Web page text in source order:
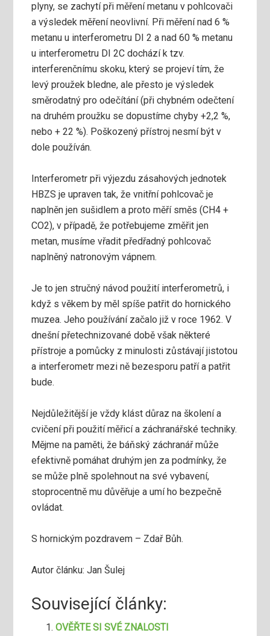
plyny, se zachytí při měření metanu v pohlcovači
a výsledek měření neovlivní. Při měření nad 6 %
metanu u interferometru DI 2 a nad 60 % metanu
u interferometru DI 2C dochází k tzv.
interferenčnímu skoku, který se projeví tím, že
levý proužek bledne, ale přesto je výsledek
směrodatný pro odečítání (při chybném odečtení
na druhém proužku se dopustíme chyby +2,2 %,
nebo + 22 %). Poškozený přístroj nesmí být v
dole používán.
Interferometr při výjezdu zásahových jednotek
HBZS je upraven tak, že vnitřní pohlcovač je
naplněn jen sušidlem a proto měří směs (CH4 +
CO2), v případě, že potřebujeme změřit jen
metan, musíme vřadit předřadný pohlcovač
naplněný natronovým vápnem.
Je to jen stručný návod použití interferometrů, i
když s věkem by měl spíše patřit do hornického
muzea. Jeho používání začalo již v roce 1962. V
dnešní přetechnizované době však některé
přístroje a pomůcky z minulosti zůstávají jistotou
a interferometr mezi ně bezesporu patří a patřit
bude.
Nejdůležitější je vždy klást důraz na školení a
cvičení při použití měřicí a záchranářské techniky.
Mějme na paměti, že báňský záchranář může
efektivně pomáhat druhým jen za podmínky, že
se může plně spolehnout na své vybavení,
stoprocentně mu důvěřuje a umí ho bezpečně
ovládat.
S hornickým pozdravem – Zdař Bůh.
Autor článku: Jan Šulej
Související články:
OVĚŘTE SI SVÉ ZNALOSTI